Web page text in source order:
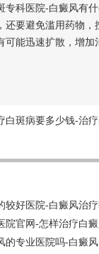
科医院-白癜风有什
还要避免滥用药物
可能迅速扩散，增加
白斑病要多少钱-治
较好医院-白癜风治疗
院官网-怎样治疗白
的专业医院吗-白癜